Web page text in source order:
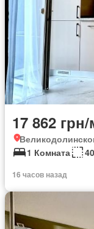
17 862
1 Комната
16 часов назад